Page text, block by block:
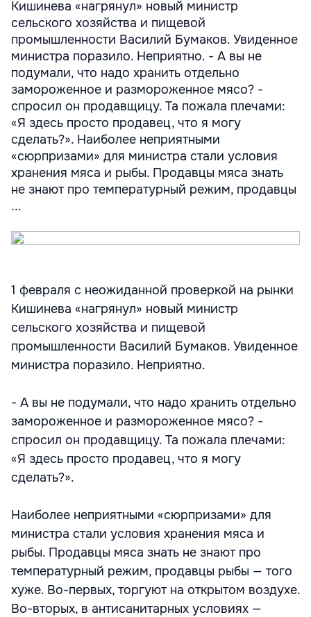
Кишинева «нагрянул» новый министр
сельского хозяйства и пищевой
промышленности Василий Бумаков. Увиденное
министра поразило. Неприятно. - А вы не
подумали, что надо хранить отдельно
замороженное и размороженное мясо? -
спросил он продавщицу. Та пожала плечами:
«Я здесь просто продавец, что я могу
сделать?». Наиболее неприятными
«сюрпризами» для министра стали условия
хранения мяса и рыбы. Продавцы мяса знать
не знают про температурный режим, продавцы
...
1 февраля с неожиданной проверкой на рынки
Кишинева «нагрянул» новый министр
сельского хозяйства и пищевой
промышленности Василий Бумаков. Увиденное
министра поразило. Неприятно.
- А вы не подумали, что надо хранить отдельно
замороженное и размороженное мясо? -
спросил он продавщицу. Та пожала плечами:
«Я здесь просто продавец, что я могу
сделать?».
Наиболее неприятными «сюрпризами» для
министра стали условия хранения мяса и
рыбы. Продавцы мяса знать не знают про
температурный режим, продавцы рыбы — того
хуже. Во-первых, торгуют на открытом воздухе.
Во-вторых, в антисанитарных условиях —